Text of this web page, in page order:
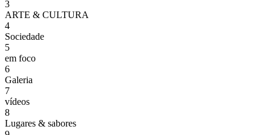
3
ARTE & CULTURA
4
Sociedade
5
em foco
6
Galeria
7
vídeos
8
Lugares & sabores